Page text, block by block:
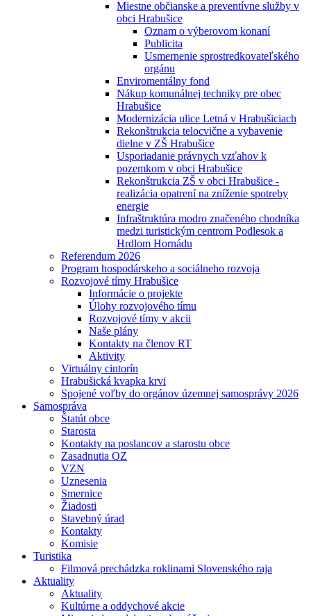
Miestne občianske a preventívne služby v
obci Hrabušice
Oznam o výberovom konaní
Publicita
Usmernenie sprostredkovateľského
orgánu
Enviromentálny fond
Nákup komunálnej techniky pre obec
Hrabušice
Modernizácia ulice Letná v Hrabušiciach
Rekonštrukcia telocvične a vybavenie
dielne v ZŠ Hrabušice
Usporiadanie právnych vzťahov k
pozemkom v obci Hrabušice
Rekonštrukcia ZŠ v obci Hrabušice -
realizácia opatrení na zníženie spotreby
energie
Infraštruktúra modro značeného chodníka
medzi turistickým centrom Podlesok a
Hrdlom Hornádu
Referendum 2026
Program hospodárskeho a sociálneho rozvoja
Rozvojové tímy Hrabušice
Informácie o projekte
Úlohy rozvojového tímu
Rozvojové tímy v akcii
Naše plány
Kontakty na členov RT
Aktivity
Virtuálny cintorín
Hrabušická kvapka krvi
Spojené voľby do orgánov územnej samosprávy 2026
Samospráva
Štatút obce
Starosta
Kontakty na poslancov a starostu obce
Zasadnutia OZ
VZN
Uznesenia
Smernice
Žiadosti
Stavebný úrad
Kontakty
Komisie
Turistika
Filmová prechádzka roklinami Slovenského raja
Aktuality
Aktuality
Kultúrne a oddychové akcie